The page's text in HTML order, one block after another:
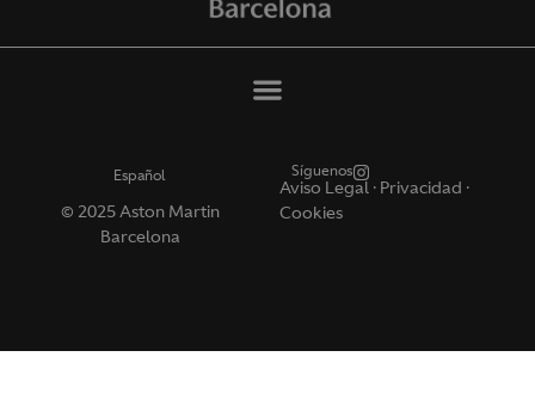
Español
© 2025 Aston Martin
Barcelona
Síguenos
Aviso Legal · Privacidad ·
Cookies